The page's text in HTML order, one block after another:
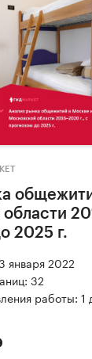
2025 г.
января 2022
32
работы: 1